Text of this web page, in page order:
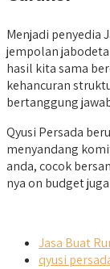
Menjadi penyedia
jempolan
hasil kita sama
kehancuran
bertanggung
Qyusi Persada
menyandang
anda, cocok
nya on budget
Jasa Buat
qyusi